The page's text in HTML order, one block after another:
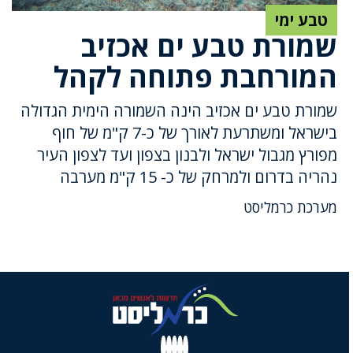
טבע ימי
שמורת טבע ים אכזיב
המורחבת פתוחה לקהל
שמורת טבע ים אכזיב הינה השמורה הימית הגדולה
בישראל ומשתרעת לאורך של כ-7 ק"מ של חוף
מפורץ מגבול ישראל ולבנון בצפון ועד לצפון העיר
נהריה בדרום ולמרחק של כ- 15 ק"מ מערבה
מערכת כרמליסט